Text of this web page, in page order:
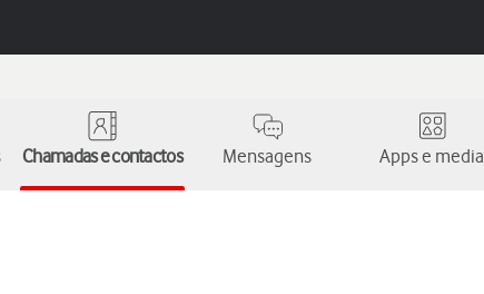
Chamadas e contactos Mensagens Apps e media